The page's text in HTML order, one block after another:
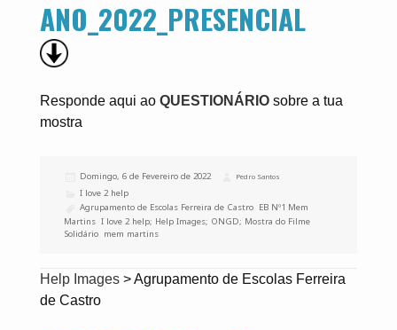
ANO_2022_PRESENCIAL
Responde aqui ao QUESTIONÁRIO sobre a tua
mostra
Publicado
Domingo, 6 de Fevereiro de 2022 Autor
Pedro Santos
Categorias
I love 2 help
Etiquetas
Agrupamento de Escolas Ferreira de Castro EB Nº1 Mem
Martins ,I love 2 help; Help Images; ONGD; Mostra do Filme
Solidário mem martins
Help Images>Agrupamento de Escolas Ferreira
de Castro